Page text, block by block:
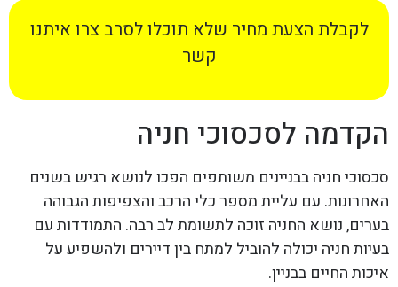
לקבלת הצעת מחיר שלא תוכלו לסרב צרו איתנו
קשר
הקדמה לסכסוכי חניה
סכסוכי חניה בבניינים משותפים הפכו לנושא רגיש בשנים
האחרונות. עם עליית מספר כלי הרכב והצפיפות הגבוהה
בערים, נושא החניה זוכה לתשומת לב רבה. התמודדות עם
בעיות חניה יכולה להוביל למתח בין דיירים ולהשפיע על
איכות החיים בבניין.